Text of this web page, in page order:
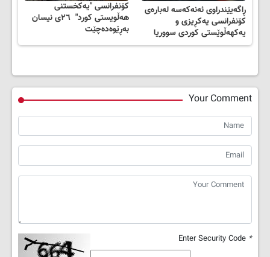
ڕاگەیێندراوی ئەنەکەسە لەبارەی
کۆنفرانسی یەکڕیزی و
یەکهەڵوێستی کوردی سووریا
کۆنفرانسی "یەکخستنی
هەڵویستی کورد" ٢٦ی نیسان
بەڕێوەدەچێت
Your Comment
*